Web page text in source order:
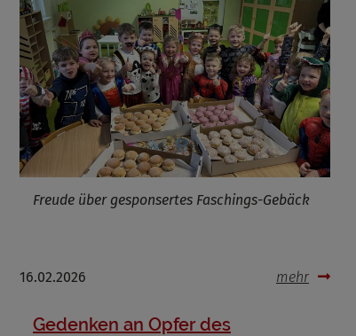
Freude über gesponsertes Faschings-Gebäck
16.02.2026 mehr
Gedenken an Opfer des
Infos schließen